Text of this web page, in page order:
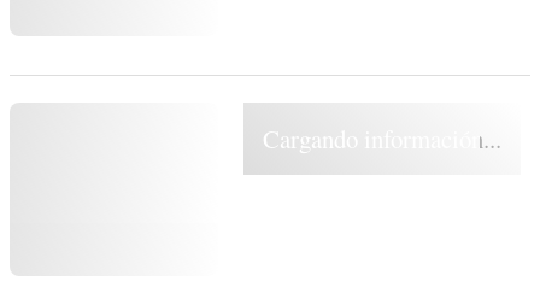
Cargando información...